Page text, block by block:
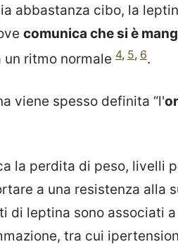
abbastanza cibo, la
comunica che si è
ritmo normale 4, 5, 6.
viene spesso definita “l'
la perdita di peso, livelli
a una resistenza alla
di leptina sono associati
tra cui